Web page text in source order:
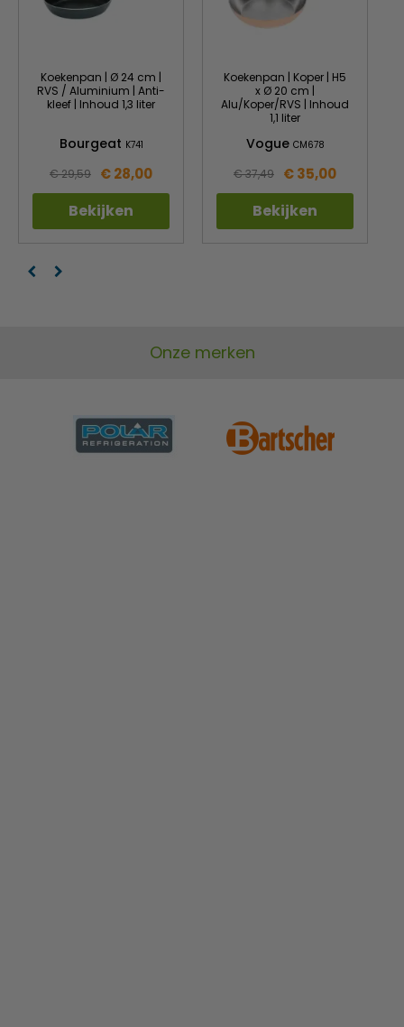
Koekenpan | Ø 24 cm |
RVS / Aluminium | Anti-
kleef | Inhoud 1,3 liter
Bourgeat K741
€ 29,59 € 28,00
Bekijken
Koekenpan | Koper | H5
x Ø 20 cm |
Alu/Koper/RVS | Inhoud
1,1 liter
Vogue CM678
€ 37,49 € 35,00
Bekijken
Onze merken